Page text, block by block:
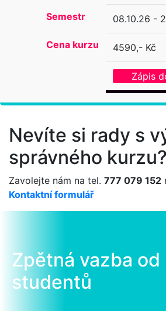
Semestr
Cena kurzu
08.10.26 -
4590,- Kč
Zápis
Nevíte si rady s
správného kurzu?
Zavolejte nám na tel. 777 079 152
Kontaktní formulář
Zpětná vazba od
studentů